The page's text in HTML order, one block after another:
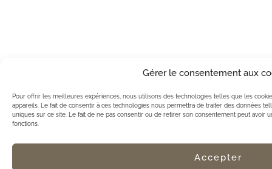
Gérer le consentement aux
Pour offrir les meilleures expériences, nous utilisons des technologies telles que les
appareils. Le fait de consentir à ces technologies nous permettra de traiter des données
uniques sur ce site. Le fait de ne pas consentir ou de retirer son consentement peut avoir
fonctions.
Accepter